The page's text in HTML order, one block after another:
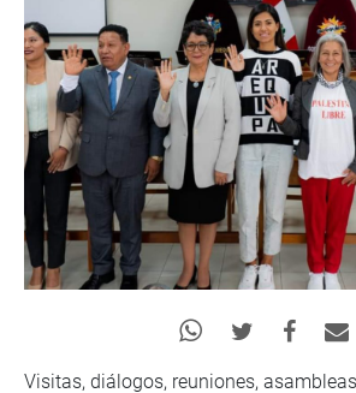
Visitas, diálogos, reuniones,